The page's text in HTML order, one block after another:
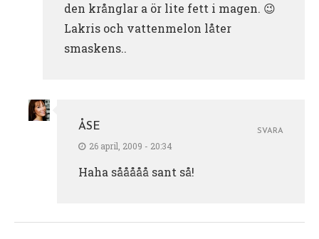
den krånglar a ör lite fett i magen. 😉
Lakris och vattenmelon låter
smaskens..
ÅSE
26 april, 2009 - 20:34
Haha sååååå sant så!
SVARA